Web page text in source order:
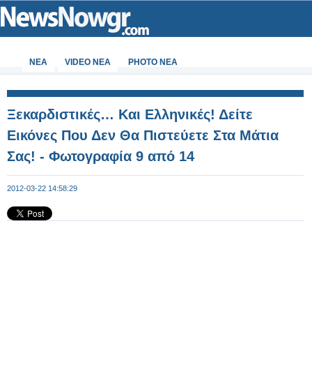
ΝΕΑ VIDEO NEA PHOTO NEA
Ξεκαρδιστικές… Και Ελληνικές! Δείτε
Εικόνες Που Δεν Θα Πιστεύετε Στα Μάτια
Σας! - Φωτογραφία 9 από 14
2012-03-22 14:58:29